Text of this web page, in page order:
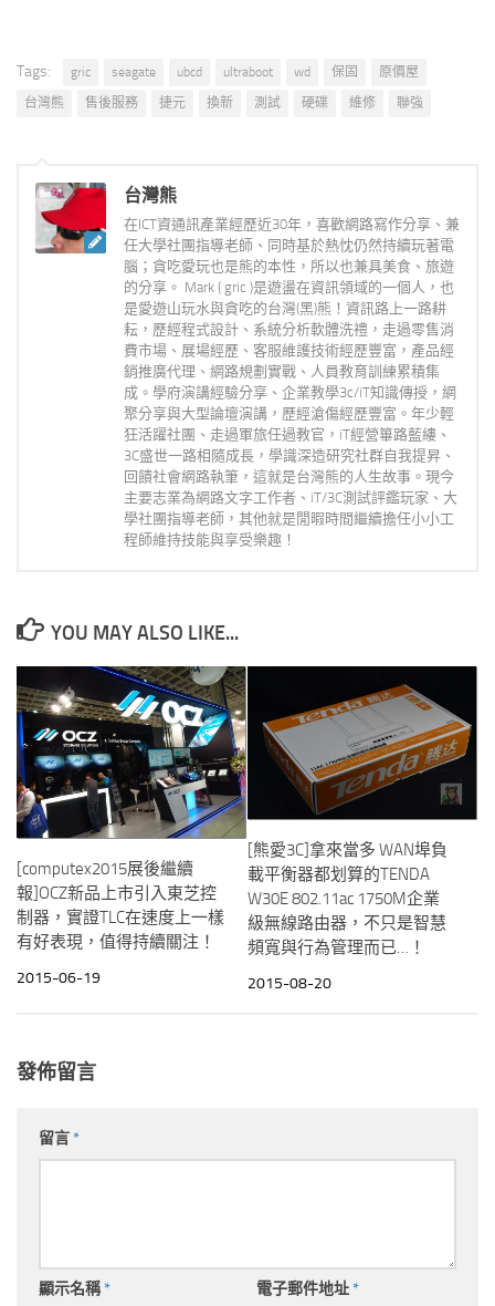
Tags: gric seagate ubcd ultraboot wd 保固
原價屋
台灣熊
售後服務 捷元 換新 測試 硬碟 維修 聯強
台灣熊
在ICT資通訊產業經歷近30年，喜歡網路寫作分享、兼
任大學社團指導老師、同時基於熱忱仍然持續玩著電
腦；貪吃愛玩也是熊的本性，所以也兼具美食、旅遊
的分享。 Mark ( gric )是遊盪在資訊領域的一個人，也
是愛遊山玩水與貪吃的台灣(黑)熊！資訊路上一路耕
耘，歷經程式設計、系統分析軟體洗禮，走過零售消
費市場、展場經歷、客服維護技術經歷豐富，產品經
銷推廣代理、網路規劃實戰、人員教育訓練累積集
成。學府演講經驗分享、企業教學3c/iT知識傳授，網
聚分享與大型論壇演講，歷經滄傷經歷豐富。年少輕
狂活躍社團、走過軍旅任過教官，iT經營篳路藍縷、
3C盛世一路相隨成長，學識深造研究社群自我提昇、
回饋社會網路執筆，這就是台灣熊的人生故事。現今
主要志業為網路文字工作者、iT/3C測試評鑑玩家、大
學社團指導老師，其他就是閒暇時間繼續擔任小小工
程師維持技能與享受樂趣！
YOU MAY ALSO LIKE...
[computex2015展後繼續
報]OCZ新品上市引入東芝控
制器，實證TLC在速度上一樣
有好表現，值得持續關注！
2015-06-19
[熊愛3C]拿來當多 WAN埠負
載平衡器都划算的TENDA
W30E 802.11ac 1750M企業
級無線路由器，不只是智慧
頻寬與行為管理而已…！
2015-08-20
發佈留言
留言*
顯示名稱* 電子郵件地址*